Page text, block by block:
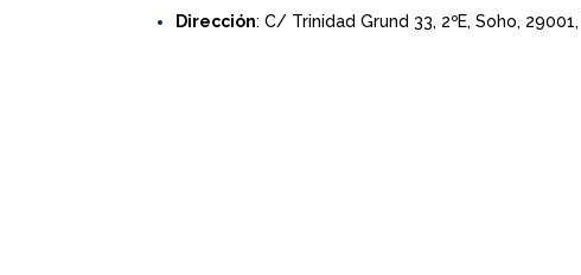
Dirección: C/ Trinidad Grund 33, 2ºE, Soho, 29001,